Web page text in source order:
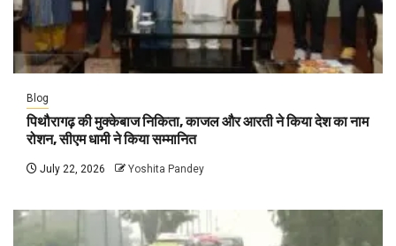
Blog
पिथौरागढ़ की मुक्केबाज निकिता, काजल और आरती ने किया देश का नाम
रोशन, सीएम धामी ने किया सम्मानित
July 22, 2026 Yoshita Pandey